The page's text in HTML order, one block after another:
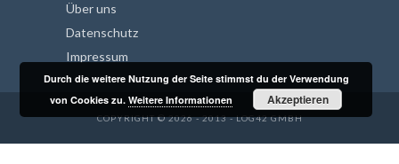
Über uns
Datenschutz
Impressum
COPYRIGHT © 2026 - 2013 - LOG42 GMBH
Durch die weitere Nutzung der Seite stimmst du der Verwendung
von Cookies zu.Weitere Informationen Akzeptieren